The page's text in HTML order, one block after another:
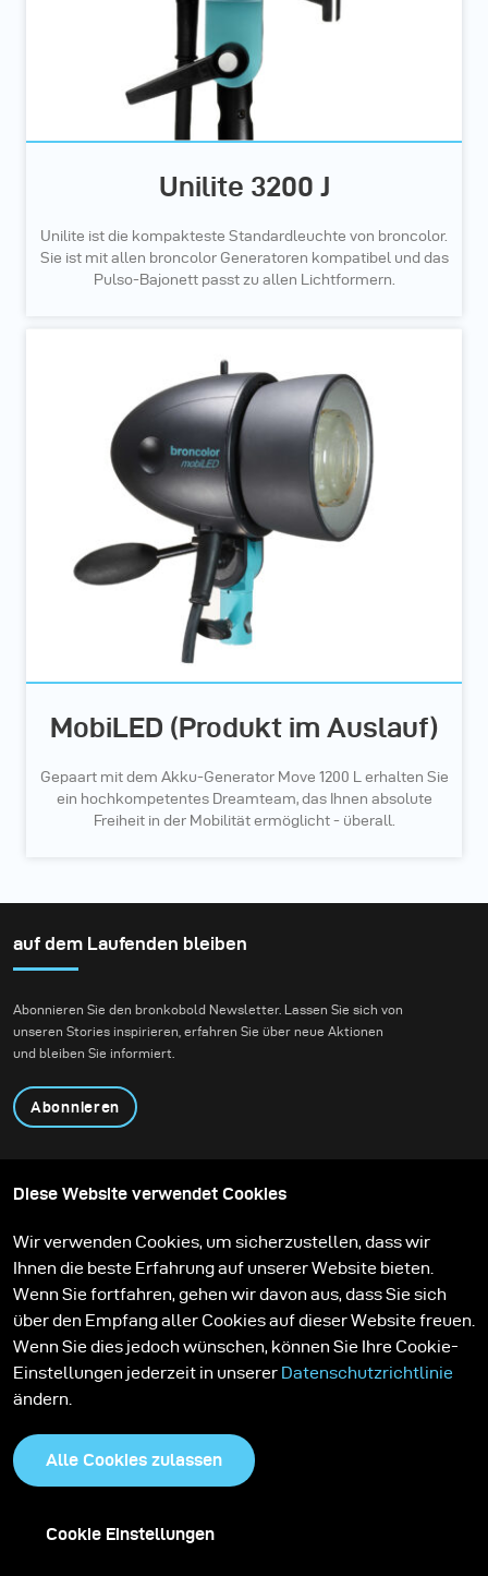
Unilite 3200 J
Unilite ist die kompakteste Standardleuchte von broncolor.
Sie ist mit allen broncolor Generatoren kompatibel und das
Pulso-Bajonett passt zu allen Lichtformern.
MobiLED (Produkt im Auslauf)
Gepaart mit dem Akku-Generator Move 1200 L erhalten Sie
ein hochkompetentes Dreamteam, das Ihnen absolute
Freiheit in der Mobilität ermöglicht - überall.
auf dem Laufenden bleiben
Abonnieren Sie den bronkobold Newsletter. Lassen Sie sich von
unseren Stories inspirieren, erfahren Sie über neue Aktionen
und bleiben Sie informiert.
Abonnieren
Produkte
Content teilen
Stories
Aktionen
Feedback
Lernen
Service
Kontakt
Karriere
Diese Website verwendet Cookies
Wir verwenden Cookies, um sicherzustellen, dass wir
Ihnen die beste Erfahrung auf unserer Website bieten.
Wenn Sie fortfahren, gehen wir davon aus, dass Sie sich
über den Empfang aller Cookies auf dieser Website freuen.
Wenn Sie dies jedoch wünschen, können Sie Ihre Cookie-
Einstellungen jederzeit in unserer Datenschutzrichtlinie
ändern.
Alle Cookies zulassen
Cookie Einstellungen